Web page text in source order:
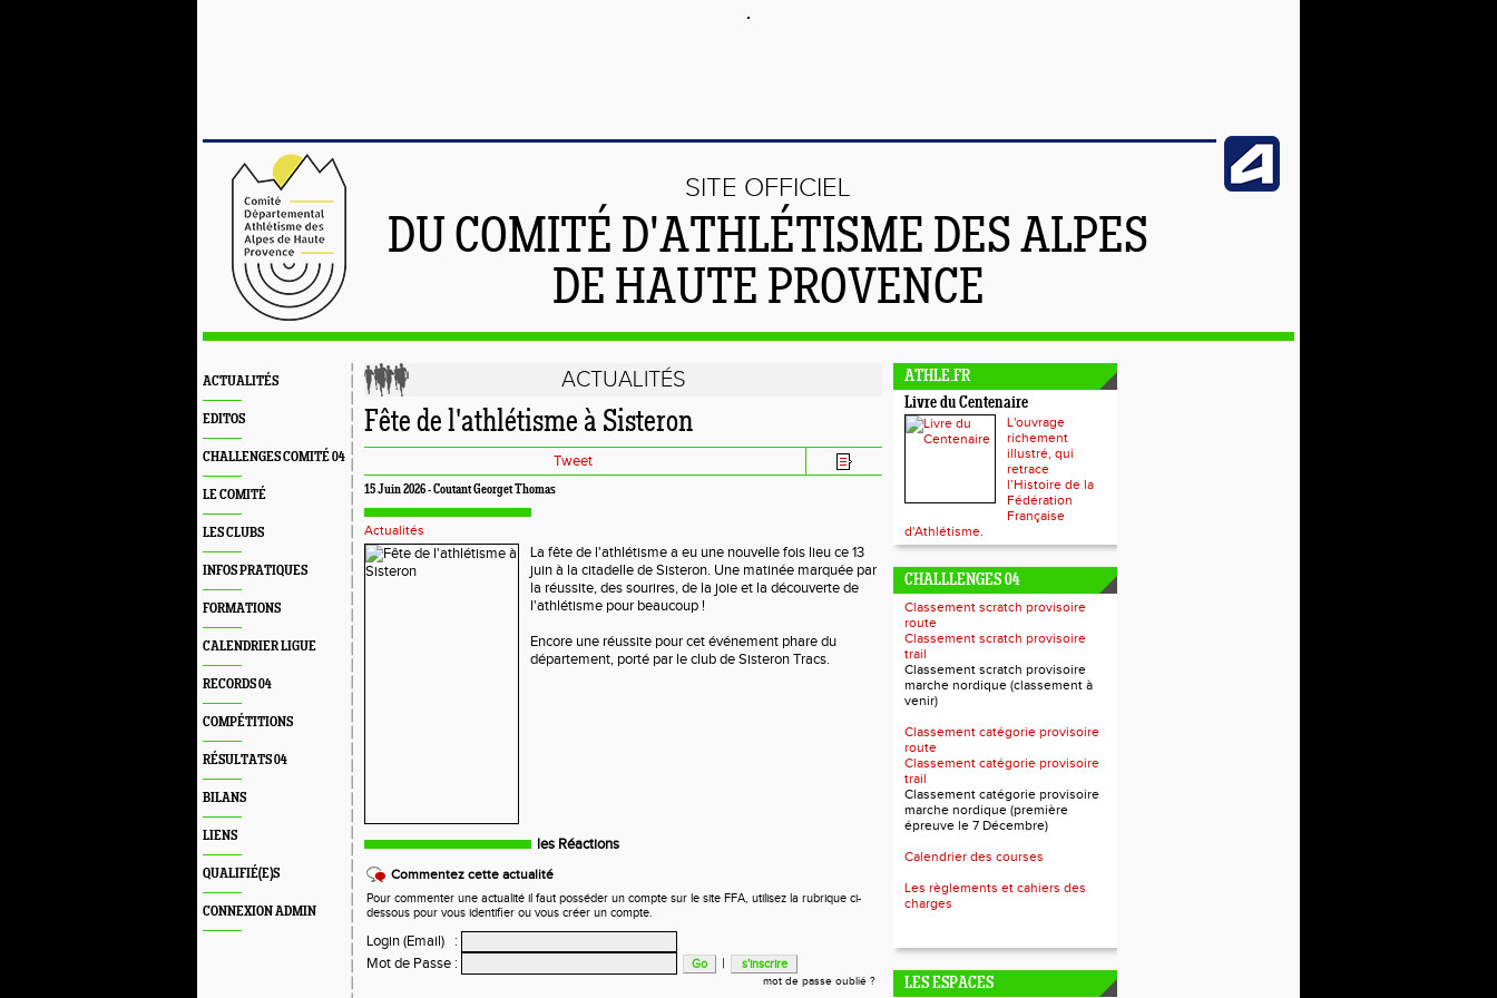
SITE OFFICIEL
DU COMITÉ D'ATHLÉTISME DES ALPES
DE HAUTE PROVENCE
ACTUALITÉS
EDITOS
CHALLENGES COMITÉ 04
LE COMITÉ
LES CLUBS
INFOS PRATIQUES
FORMATIONS
CALENDRIER LIGUE
RECORDS 04
COMPÉTITIONS
RÉSULTATS 04
BILANS
LIENS
QUALIFIÉ(E)S
CONNEXION ADMIN
ACTUALITÉS
Fête de l'athlétisme à Sisteron
Tweet
15 Juin 2026 - Coutant Georget Thomas
Actualités
La fête de l'athlétisme a eu une nouvelle fois lieu ce 13
juin à la citadelle de Sisteron. Une matinée marquée par
la réussite, des sourires, de la joie et la découverte de
l'athlétisme pour beaucoup !
Encore une réussite pour cet événement phare du
département, porté par le club de Sisteron Tracs.
les Réactions
Commentez cette actualité
Pour commenter une actualité il faut posséder un compte sur le site FFA, utilisez la rubrique ci-
dessous pour vous identifier ou vous créer un compte.
Login (Email)
:
Mot de Passe : |
mot de passe oublié ?
ATHLE.FR
Livre du Centenaire
L'ouvrage
richement
illustré, qui
retrace
l’Histoire de la
Fédération
Française
d'Athlétisme.
CHALLLENGES 04
Classement scratch provisoire
route
Classement scratch provisoire
trail
Classement scratch provisoire
marche nordique (classement à
venir)
Classement catégorie provisoire
route
Classement catégorie provisoire
trail
Classement catégorie provisoire
marche nordique (première
épreuve le 7 Décembre)
Calendrier des courses
Les règlements et cahiers des
charges
LES ESPACES